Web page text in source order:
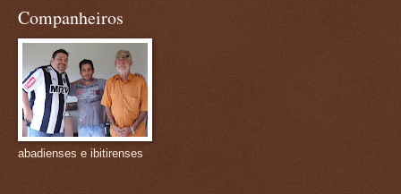
Companheiros
abadienses e ibitirenses